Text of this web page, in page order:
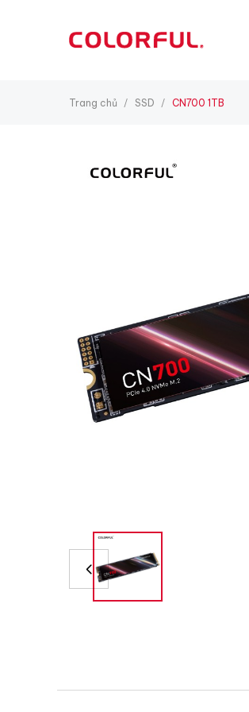
Trang chủ / SSD / CN700 1TB